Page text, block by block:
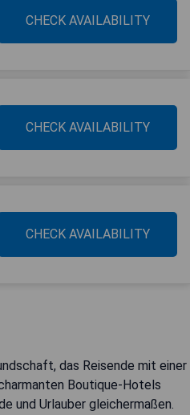
CHECK AVAILABILITY
CHECK AVAILABILITY
CHECK AVAILABILITY
das Reisende mit einer
Boutique-Hotels
und Urlauber gleichermaßen.